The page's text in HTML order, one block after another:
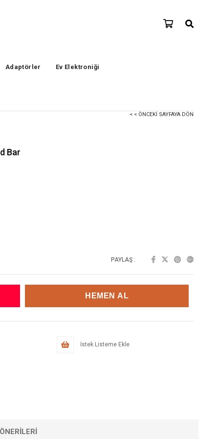
Adaptörler Ev Elektroniği
< < ÖNCEKI SAYFAYA DÖN
Bar
PAYLAŞ :
İstek Listeme Ekle